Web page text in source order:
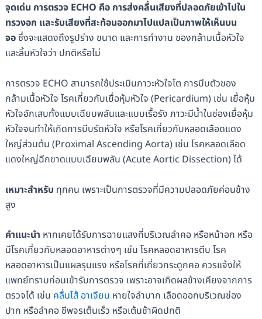
จุดเด่น การตรวจ ECHO คือ การส่งคลื่นเสียงที่ปลอดภัยเข้าไปใน
ทรวงอก และรับเสียงที่สะท้อนออกมาไปแปลเป็นภาพให้เห็นบน
จอซึ่งจะแสดงถึงรูปร่าง ขนาด และการทำงาน ของกล้ามเนื้อหัวใจ
และลิ้นหัวใจว่า ปกติหรือไม่
การตรวจ ECHO สามารถใช้ประเมินภาวะหัวใจโต การบีบตัวของ
กล้ามเนื้อหัวใจ โรคเกี่ยวกับเยื่อหุ้มหัวใจ (Pericardium) เช่น เยื่อหุ้ม
หัวใจอักเสบทั้งแบบเฉียบพลันและแบบเรื้อรัง ภาวะมีน้ำในช่องเยื่อหุ้ม
หัวใจจนทำให้เกิดการบีบรัดหัวใจ หรือโรคเกี่ยวกับหลอดเลือดแดง
ใหญ่ส่วนต้น (Proximal Ascending Aorta) เช่น โรคหลอดเลือด
แดงใหญ่ฉีกขาดแบบเฉียบพลัน (Acute Aortic Dissection) ได้
เหมาะสำหรับ ทุกคน เพราะเป็นการตรวจที่มีความปลอดภัยค่อนข้าง
สูง
คำแนะนำ หากเคยได้รับการฉายแสงที่บริเวณลำคอ หรือหน้าอก หรือ
มีโรคเกี่ยวกับหลอดอาหารต่างๆ เช่น โรคหลอดอาหารตีบ โรค
หลอดอาหารเป็นแผลรุนแรง หรือโรคที่เกี่ยวกระดูกคอ ควรแจ้งให้
แพทย์ทราบก่อนเข้ารับการตรวจ เพราะอาจเกิดผลข้างเคียงจากการ
ตรวจได้ เช่น คลื่นไส้ อาเจียน หายใจลำบาก เลือดออกบริเวณช่อง
ปาก หรือลำคอ ชีพจรเต็นเร็ว หรือเต้นช้าผิดปกติ